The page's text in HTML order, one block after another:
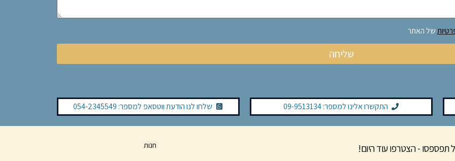
של האתר
שליחה
התקשרו אלינו למספר: 09-9513134 שלחו לנו הודעת ווטסאפ למספר: 054-2345549
תפספסו - הצטרפו עוד היום!
חנות